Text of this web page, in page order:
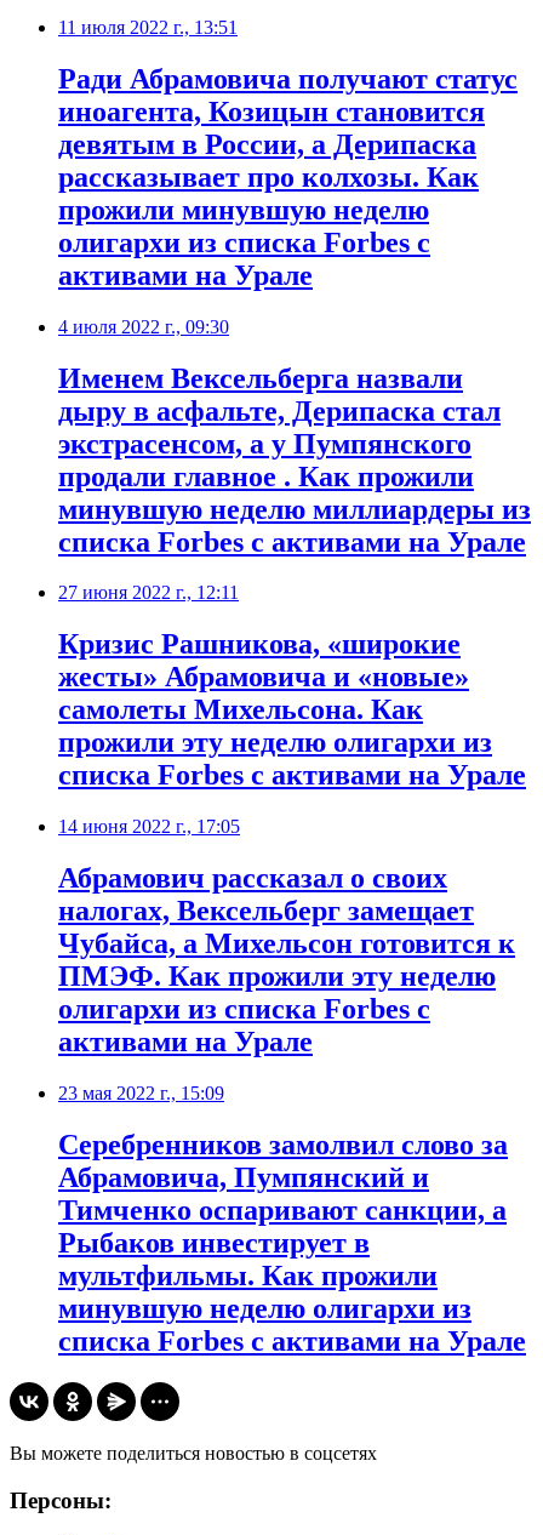
11 июля 2022 г., 13:51
​Ради Абрамовича получают статус
иноагента, Козицын становится
девятым в России, а Дерипаска
рассказывает про колхозы. Как
прожили минувшую неделю
олигархи из списка Forbes c
активами на Урале
4 июля 2022 г., 09:30
Именем Вексельберга назвали
дыру в асфальте, Дерипаска стал
экстрасенсом, а у Пумпянского
продали главное . Как прожили
минувшую неделю миллиардеры из
списка Forbes с активами на Урале
27 июня 2022 г., 12:11
​Кризис Рашникова, «широкие
жесты» Абрамовича и «новые»
самолеты Михельсона. Как
прожили эту неделю олигархи из
списка Forbes с активами на Урале
14 июня 2022 г., 17:05
​Абрамович рассказал о своих
налогах, Вексельберг замещает
Чубайса, а Михельсон готовится к
ПМЭФ. Как прожили эту неделю
олигархи из списка Forbes с
активами на Урале
23 мая 2022 г., 15:09
Серебренников замолвил слово за
Абрамовича, Пумпянский и
Тимченко оспаривают санкции, а
Рыбаков инвестирует в
мультфильмы. Как прожили
минувшую неделю олигархи из
списка Forbes c активами на Урале
Вы можете поделиться новостью в соцсетях
Персоны: